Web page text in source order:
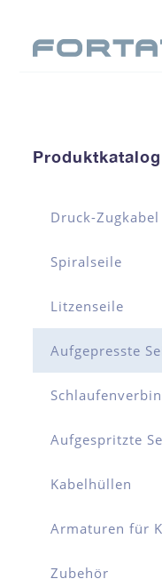
Produktkatalog
Druck-Zugkabel
Spiralseile
Litzenseile
Aufgepresste
Aufgespritzte
Kabelhüllen
Armaturen für
Zubehör